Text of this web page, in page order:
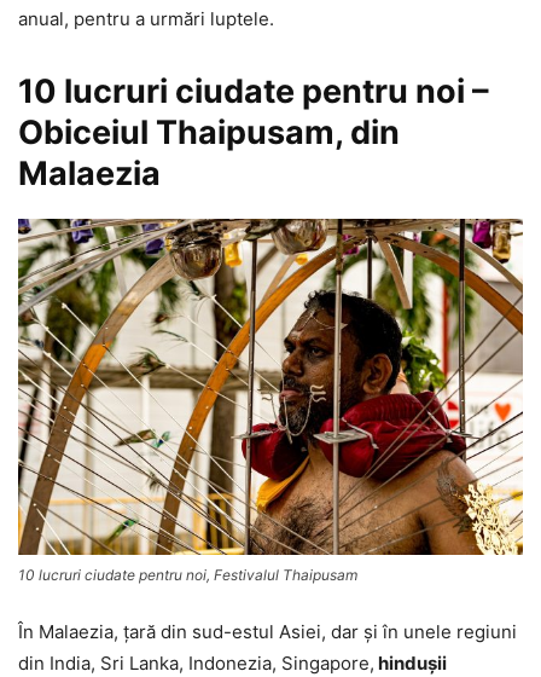
anual, pentru a urmări luptele.
10 lucruri ciudate pentru noi –
Obiceiul Thaipusam, din
Malaezia
10 lucruri ciudate pentru noi, Festivalul Thaipusam
În Malaezia, ţară din sud-estul Asiei, dar şi în unele regiuni
din India, Sri Lanka, Indonezia, Singapore, hinduşii